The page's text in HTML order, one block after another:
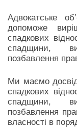
Адвокатське
допоможе
спадкових
спадщини,
позбавлення
Ми маємо
спадкових
спадщини,
позбавлення
власності в